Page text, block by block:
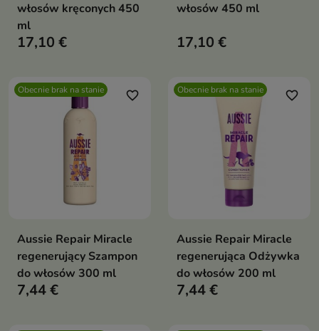
włosów kręconych 450
ml
17,10 €
włosów 450 ml
17,10 €
Obecnie brak na stanie favorite_border
Aussie Repair Miracle
regenerujący Szampon
do włosów 300 ml
7,44 €
Obecnie brak na stanie favorite_border
Aussie Repair Miracle
regenerująca Odżywka
do włosów 200 ml
7,44 €